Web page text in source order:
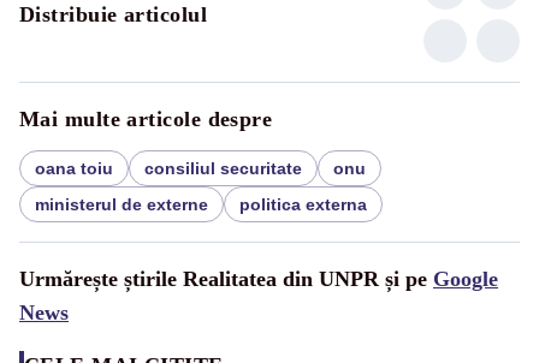
Distribuie articolul
Mai multe articole despre
oana toiu consiliul securitate
onu
ministerul de externe
politica externa
Urmărește știrile Realitatea din UNPR și pe Google
News